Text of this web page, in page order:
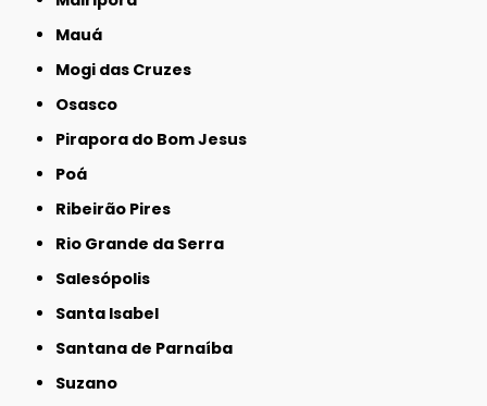
Mauá
Mogi das Cruzes
Osasco
Pirapora do Bom Jesus
Poá
Ribeirão Pires
Rio Grande da Serra
Salesópolis
Santa Isabel
Santana de Parnaíba
Suzano